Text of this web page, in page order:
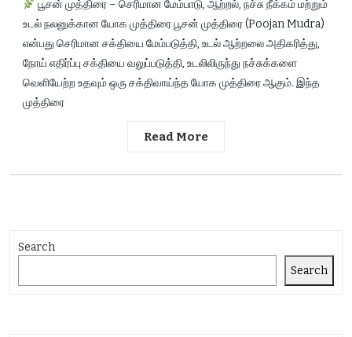
பூசன் முத்திரை – செரிமான மேம்பாடு, ஆற்றல், நச்சு நீக்கம் மற்றும்
உடல் நலனுக்கான யோக முத்திரை பூசன் முத்திரை (Poojan Mudra)
என்பது செரிமான சக்தியை மேம்படுத்தி, உடல் ஆற்றலை அதிகரித்து,
நோய் எதிர்ப்பு சக்தியை வலுப்படுத்தி, உடலிலிருந்து நச்சுக்களை
வெளியேற்ற உதவும் ஒரு சக்திவாய்ந்த யோக முத்திரை ஆகும். இந்த
முத்திரை
Read More
Search
Search